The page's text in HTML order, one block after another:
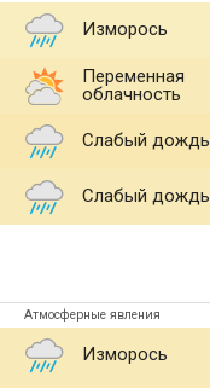
Изморось
Переменная
облачность
Слабый дождь
Слабый дождь
Атмосферные явления
Изморось